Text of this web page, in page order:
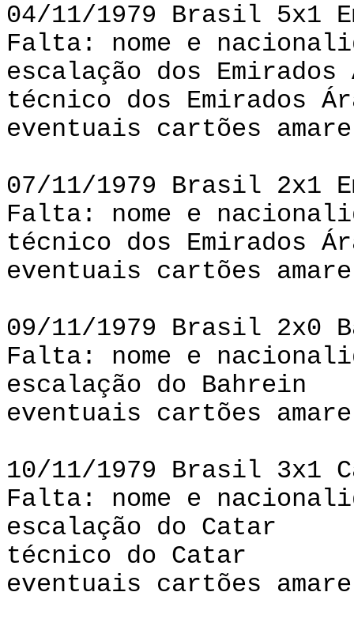
04/11/1979 Brasil 5x1
Falta: nome e
escalação dos Emirados
técnico dos Emirados
eventuais cartões
07/11/1979 Brasil 2x1
Falta: nome e
técnico dos Emirados
eventuais cartões
09/11/1979 Brasil 2x0
Falta: nome e
escalação do Bahrein
eventuais cartões
10/11/1979 Brasil 3x1
Falta: nome e
escalação do Catar
técnico do Catar
eventuais cartões